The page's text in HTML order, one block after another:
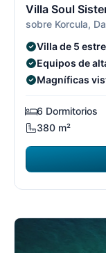
Villa Soul
sobre Korcula,
Villa de 5
Equipos de
Magníficas
6 Dormitorios
380 m²